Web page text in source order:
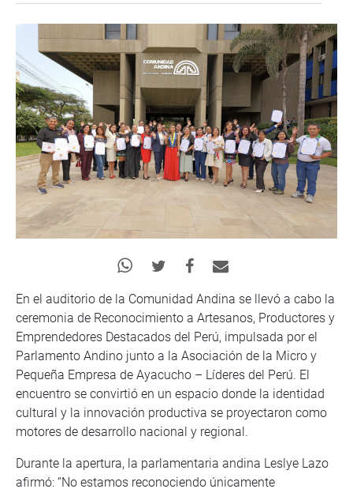
En el auditorio de la Comunidad Andina se llevó a cabo la
ceremonia de Reconocimiento a Artesanos, Productores y
Emprendedores Destacados del Perú, impulsada por el
Parlamento Andino junto a la Asociación de la Micro y
Pequeña Empresa de Ayacucho – Líderes del Perú. El
encuentro se convirtió en un espacio donde la identidad
cultural y la innovación productiva se proyectaron como
motores de desarrollo nacional y regional.
Durante la apertura, la parlamentaria andina Leslye Lazo
afirmó: “No estamos reconociendo únicamente